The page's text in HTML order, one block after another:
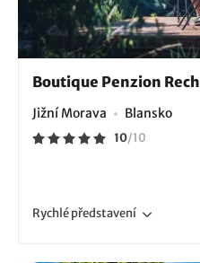
Boutique Penzion Rech
Jižní Morava Blansko
10/10
Rychlépředstavení